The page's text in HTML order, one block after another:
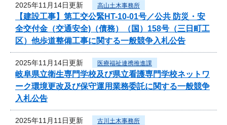
2025年11月14日更新 高山土木事務所
【建設工事】第工交公緊HT-10-01号／公共 防災・安
全交付金（交通安全)（債務）（国）158号（三日町工
区）他歩道整備工事に関する一般競争入札公告
2025年11月14日更新 医療福祉連携推進課
岐阜県立衛生専門学校及び県立看護専門学校ネットワ
ーク環境更改及び保守運用業務委託に関する一般競争
入札公告
2025年11月11日更新 古川土木事務所